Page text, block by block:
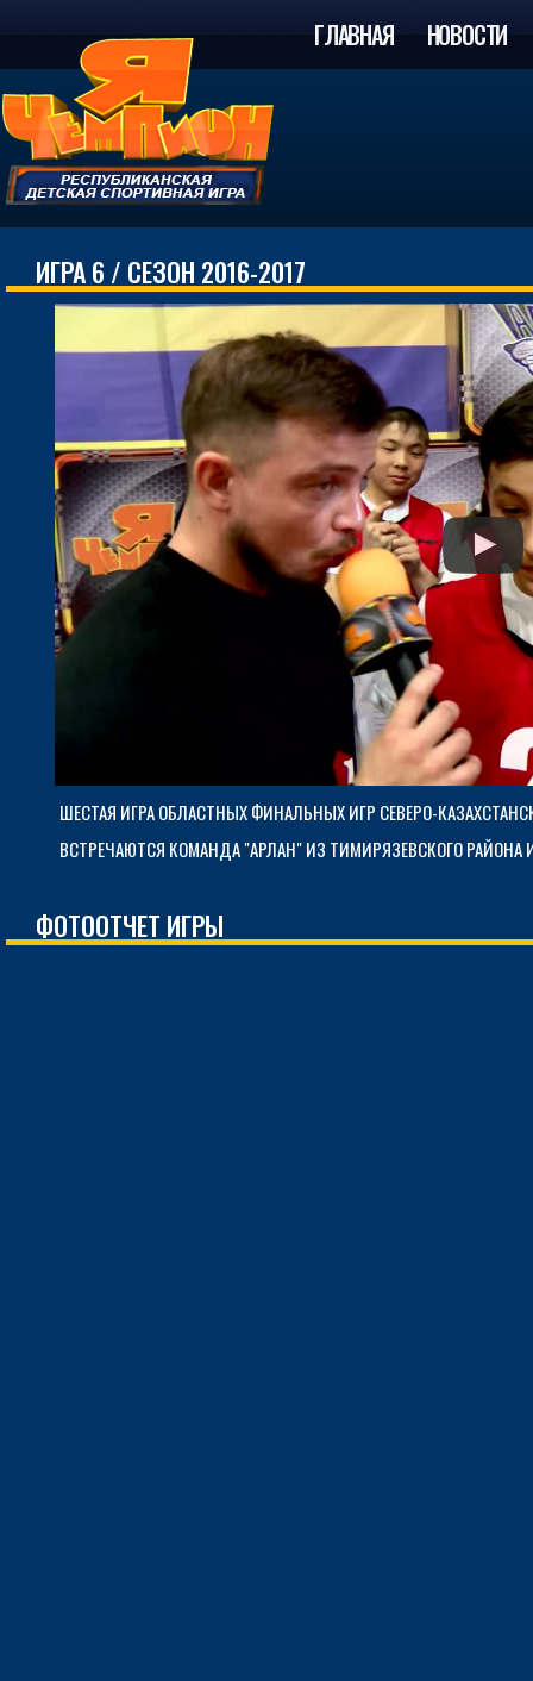
ГЛАВНАЯ НОВОСТИ
ИГРА 6 / СЕЗОН 2016-2017
ШЕСТАЯ ИГРА ОБЛАСТНЫХ ФИНАЛЬНЫХ ИГР СЕВЕРО-
ВСТРЕЧАЮТСЯ КОМАНДА "АРЛАН" ИЗ ТИМИРЯЗЕВСКОГО
ФОТООТЧЕТ ИГРЫ